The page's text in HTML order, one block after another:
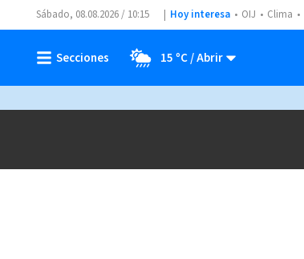
Sábado, 08.08.2026 / 10:15 Hoy interesa OIJ Clima
15 ºC